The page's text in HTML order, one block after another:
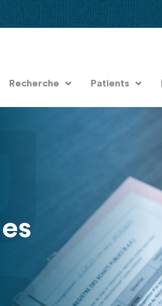
Recherche Patients